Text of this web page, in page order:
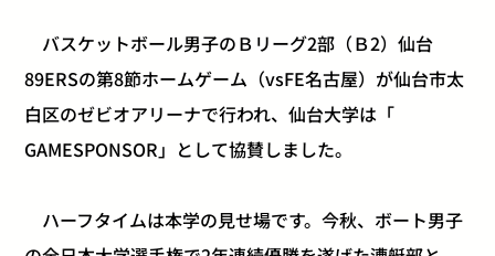
バスケットボール男子のＢリーグ2部（Ｂ2）仙台
89ERSの第8節ホームゲーム（vsFE名古屋） が仙台市太
白区のゼビオアリーナで行われ、仙台大学は「
GAMESPONSOR」として協賛しました。
ハーフタイムは本学の見せ場です。今秋、 ボート男子